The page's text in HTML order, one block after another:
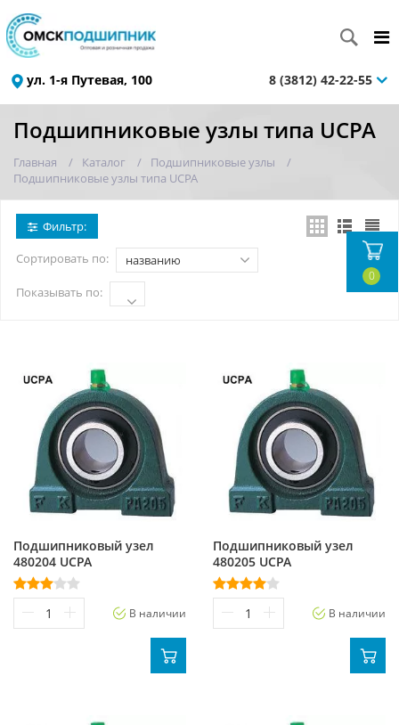
ул. 1-я Путевая, 100 8 (3812) 42-22-55
Подшипниковые узлы типа UCPA
Главная Каталог
Подшипниковые узлы
Подшипниковые узлы типа UCPA
Фильтр:
Сортировать по: названию
Показывать по:
Подшипниковый узел
480204 UCPA
В наличии
Подшипниковый узел
480205 UCPA
В наличии
0